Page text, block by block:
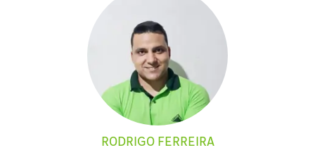
RODRIGO FERREIRA